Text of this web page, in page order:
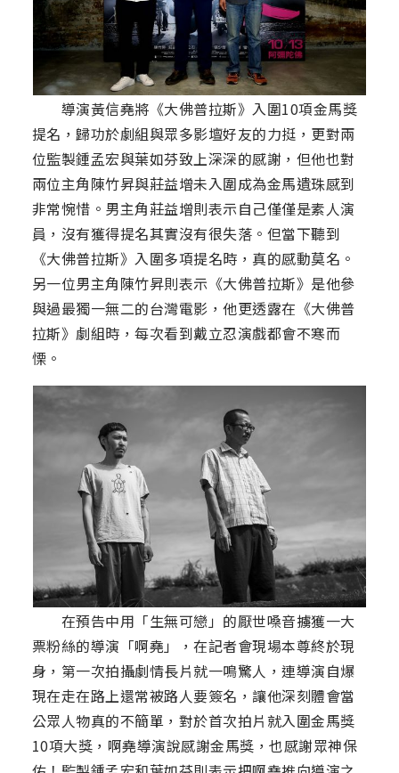
導演黃信堯將《大佛普拉斯》入圍10項金馬獎
提名，歸功於劇組與眾多影壇好友的力挺，更對兩
位監製鍾孟宏與葉如芬致上深深的感謝，但他也對
兩位主角陳竹昇與莊益增未入圍成為金馬遺珠感到
非常惋惜。男主角莊益增則表示自己僅僅是素人演
員，沒有獲得提名其實沒有很失落。但當下聽到
《大佛普拉斯》入圍多項提名時，真的感動莫名。
另一位男主角陳竹昇則表示《大佛普拉斯》是他參
與過最獨一無二的台灣電影，他更透露在《大佛普
拉斯》劇組時，每次看到戴立忍演戲都會不寒而
慄。
在預告中用「生無可戀」的厭世嗓音擄獲一大
票粉絲的導演「啊堯」，在記者會現場本尊終於現
身，第一次拍攝劇情長片就一鳴驚人，連導演自爆
現在走在路上還常被路人要簽名，讓他深刻體會當
公眾人物真的不簡單，對於首次拍片就入圍金馬獎
10項大獎，啊堯導演說感謝金馬獎，也感謝眾神保